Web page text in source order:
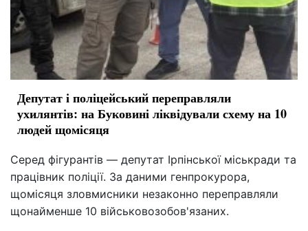
Депутат і поліцейський переправляли
ухилянтів: на Буковині ліквідували схему на 10
людей щомісяця
Серед фігурантів — депутат Ірпінської міськради та
працівник поліції. За даними генпрокурора,
щомісяця зловмисники незаконно переправляли
щонайменше 10 військовозобов'язаних.